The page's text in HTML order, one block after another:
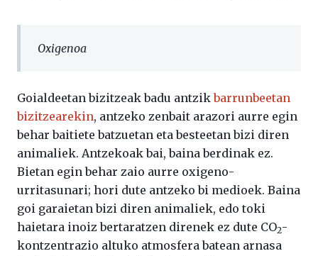
Oxigenoa
Goialdeetan bizitzeak badu antzikbarrunbeetan
bizitzearekin, antzeko zenbait arazori aurre egin
behar baitiete batzuetan eta besteetan bizi diren
animaliek. Antzekoak bai, baina berdinak ez.
Bietan egin behar zaio aurre oxigeno-
urritasunari; hori dute antzeko bi medioek. Baina
goi garaietan bizi diren animaliek, edo toki
haietara inoiz bertaratzen direnek ez dute CO2-
kontzentrazio altuko atmosfera batean arnasa